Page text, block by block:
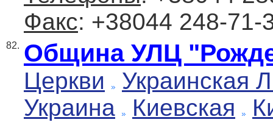
Факс: +38044 248-71-
82. Община УЛЦ
Церкви
Украинская
Украина
Киевская